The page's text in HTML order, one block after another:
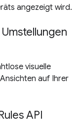
angezeigt wird.
visuelle
auf Ihrer
API